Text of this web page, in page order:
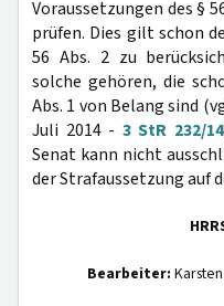
Voraussetzungen des §
prüfen. Dies gilt schon
56 Abs. 2 zu
solche gehören, die
Abs. 1 von Belang sind
Juli 2014 - 3 StR 232/14
Senat kann nicht
der Strafaussetzung auf
Bearbeiter: